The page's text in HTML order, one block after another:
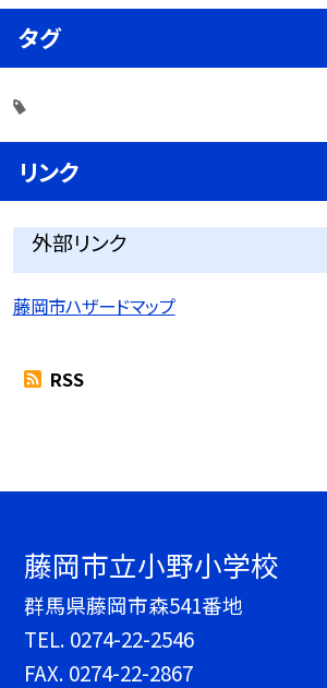
タグ
リンク
外部リンク
藤岡市ハザードマップ
RSS
藤岡市立小野小学校
群馬県藤岡市森541番地
TEL. 0274-22-2546
FAX. 0274-22-2867